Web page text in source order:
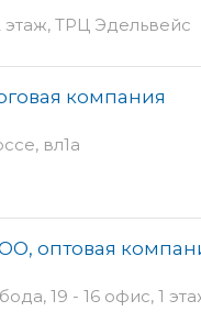
этаж, ТРЦ Эдельвейс
компания
вл1а
оптовая
19 - 16 офис, 1